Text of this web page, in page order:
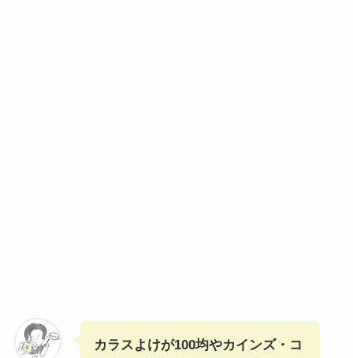
カラスよけが100均やカインズ・コ